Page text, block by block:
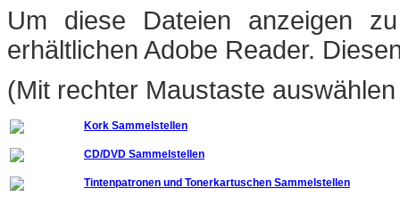
Um diese Dateien anzeigen
erhältlichen Adobe Reader.
(Mit rechter Maustaste
Kork Sammelstellen
CD/DVD Sammelstellen
Tintenpatronen und Tonerkartuschen Sammelstellen